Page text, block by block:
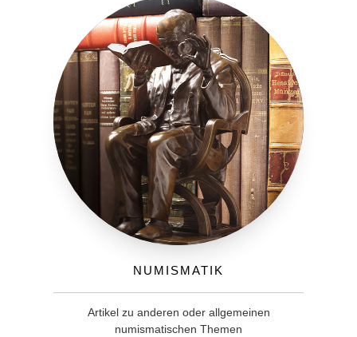
Numismatik
Artikel zu anderen oder allgemeinen
numismatischen Themen